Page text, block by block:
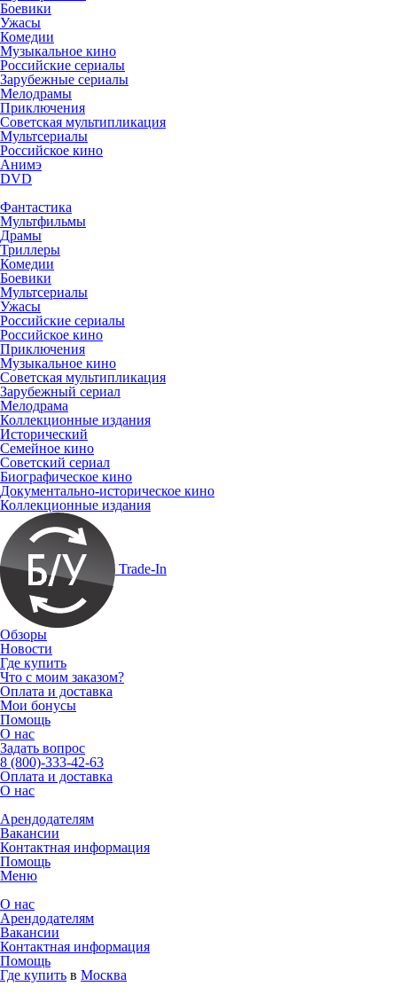
Боевики
Ужасы
Комедии
Музыкальное кино
Российские сериалы
Зарубежные сериалы
Мелодрамы
Приключения
Советская мультипликация
Мультсериалы
Российское кино
Анимэ
DVD
Фантастика
Мультфильмы
Драмы
Триллеры
Комедии
Боевики
Мультсериалы
Ужасы
Российские сериалы
Российское кино
Приключения
Музыкальное кино
Советская мультипликация
Зарубежный сериал
Мелодрама
Коллекционные издания
Исторический
Семейное кино
Советский сериал
Биографическое кино
Документально-историческое кино
Коллекционные издания
Trade-In
Обзоры
Новости
Где купить
Что с моим заказом?
Оплата и доставка
Мои бонусы
Помощь
О нас
Задать вопрос
8 (800)-333-42-63
Оплата и доставка
О нас
Арендодателям
Вакансии
Контактная информация
Помощь
Меню
О нас
Арендодателям
Вакансии
Контактная информация
Помощь
Где купить в Москва